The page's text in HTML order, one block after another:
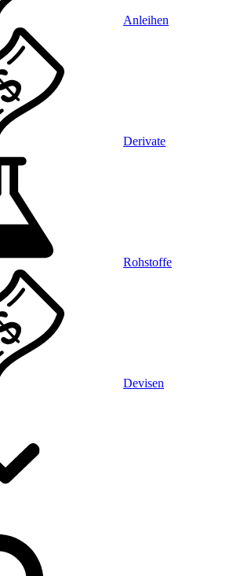
Anleihen
Derivate
Rohstoffe
Devisen